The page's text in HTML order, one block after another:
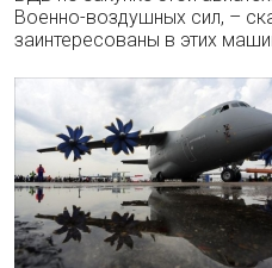
Военно-воздушных сил, –
заинтересованы в этих